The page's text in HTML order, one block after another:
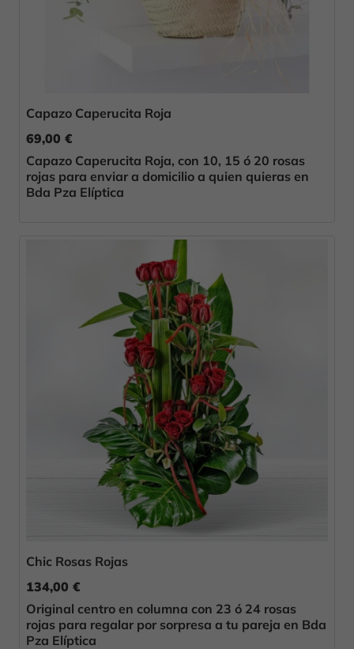
Capazo Caperucita Roja
69,00 €
Capazo Caperucita Roja, con 10, 15 ó 20 rosas
rojas para enviar a domicilio a quien quieras en
Bda Pza Elíptica
Chic Rosas Rojas
134,00 €
Original centro en columna con 23 ó 24 rosas
rojas para regalar por sorpresa a tu pareja en Bda
Pza Elíptica